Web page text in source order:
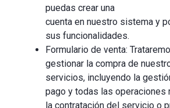
puedas crear una
cuenta en nuestro sistema y
sus funcionalidades.
Formulario de venta:
gestionar la compra de
servicios, incluyendo la
pago y todas las operaciones
la contratación del servicio o